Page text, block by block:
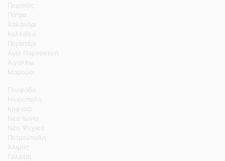
Πειραιάς
Πάτρα
Χαλάνδρι
Καλλιθέα
Περιστέρι
Αγία Παρασκευή
Αιγάλεω
Μαρούσι
Γλυφάδα
Ηλιούπολη
Κηφισιά
Νέα Ιωνία
Νέο Ψυχικό
Πετρούπολη
Άλιμος
Γαλάτσι